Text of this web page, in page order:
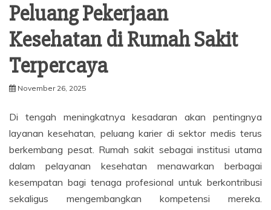
Peluang Pekerjaan
Kesehatan di Rumah Sakit
Terpercaya
November 26, 2025
Di tengah meningkatnya kesadaran akan pentingnya
layanan kesehatan, peluang karier di sektor medis terus
berkembang pesat. Rumah sakit sebagai institusi utama
dalam pelayanan kesehatan menawarkan berbagai
kesempatan bagi tenaga profesional untuk berkontribusi
sekaligus mengembangkan kompetensi mereka.